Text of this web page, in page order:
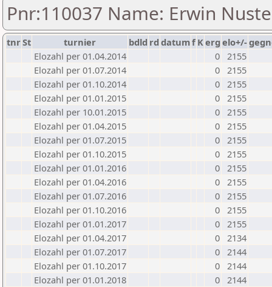
Pnr:110037 Name: Erwin
tnrSt turnier bdld rd datumf Kerg elo+/-
Elozahl per 01.04.2014
0 2155
Elozahl per 01.07.2014
0 2155
Elozahl per 01.10.2014
0 2155
Elozahl per 01.01.2015
0 2155
Elozahl per 10.01.2015
0 2155
Elozahl per 01.04.2015
0 2155
Elozahl per 01.07.2015
0 2155
Elozahl per 01.10.2015
0 2155
Elozahl per 01.01.2016
0 2155
Elozahl per 01.04.2016
0 2155
Elozahl per 01.07.2016
0 2155
Elozahl per 01.10.2016
0 2155
Elozahl per 01.01.2017
0 2155
Elozahl per 01.04.2017
0 2134
Elozahl per 01.07.2017
0 2144
Elozahl per 01.10.2017
0 2144
Elozahl per 01.01.2018
0 2144